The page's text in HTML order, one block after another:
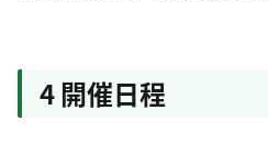
4 開催日程